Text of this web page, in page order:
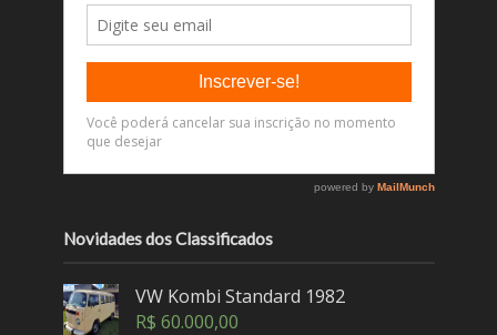
Novidades dos Classificados
VW Kombi Standard 1982
R$ 60.000,00